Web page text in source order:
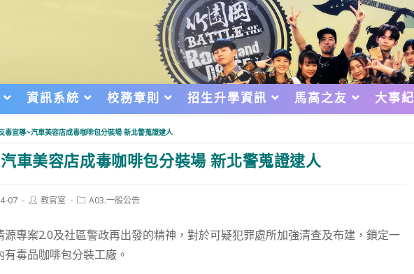
資訊系統 校務章則 招生升學資訊 馬高之友 大事紀
毒宣導~汽車美容店成毒咖啡包分裝場 新北警蒐證逮人
車美容店成毒咖啡包分裝場 新北警蒐證逮人
07
Post教官室
PostA03.一般公告
專案2.0及社區警政再出發的精神，對於可疑犯罪處所加強清查及布建，鎖定一
毒品咖啡包分裝工廠。